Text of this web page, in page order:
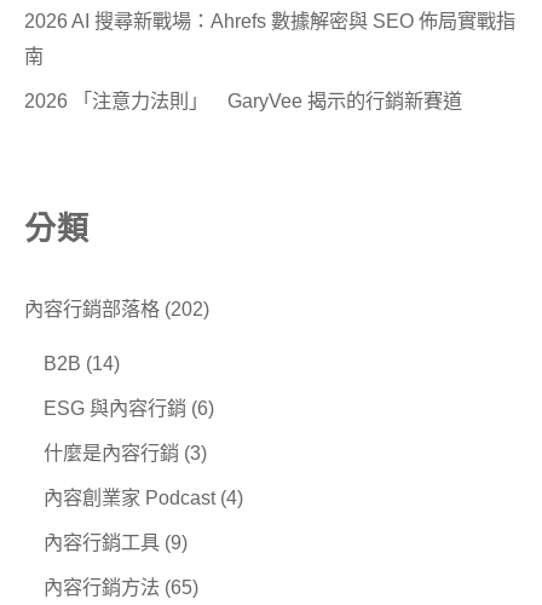
2026 AI 搜尋新戰場：Ahrefs 數據解密與 SEO 佈局實戰指
南
2026 「注意力法則」 GaryVee 揭示的行銷新賽道
分類
內容行銷部落格 (202)
B2B (14)
ESG 與內容行銷 (6)
什麼是內容行銷 (3)
內容創業家 Podcast(4)
內容行銷工具 (9)
內容行銷方法 (65)